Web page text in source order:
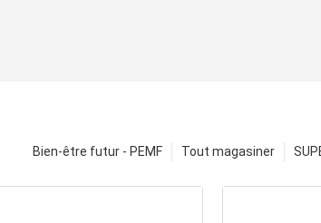
Tout magasiner
Bien-être futur - PEMF